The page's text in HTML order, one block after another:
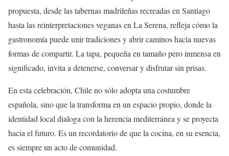
propuesta, desde las tabernas madrileñas recreadas en Santiago
hasta las reinterpretaciones veganas en La Serena, refleja cómo la
gastronomía puede unir tradiciones y abrir caminos hacia nuevas
formas de compartir. La tapa, pequeña en tamaño pero inmensa en
significado, invita a detenerse, conversar y disfrutar sin prisas.
En esta celebración, Chile no sólo adopta una costumbre
española, sino que la transforma en un espacio propio, donde la
identidad local dialoga con la herencia mediterránea y se proyecta
hacia el futuro. Es un recordatorio de que la cocina, en su esencia,
es siempre un acto de comunidad.